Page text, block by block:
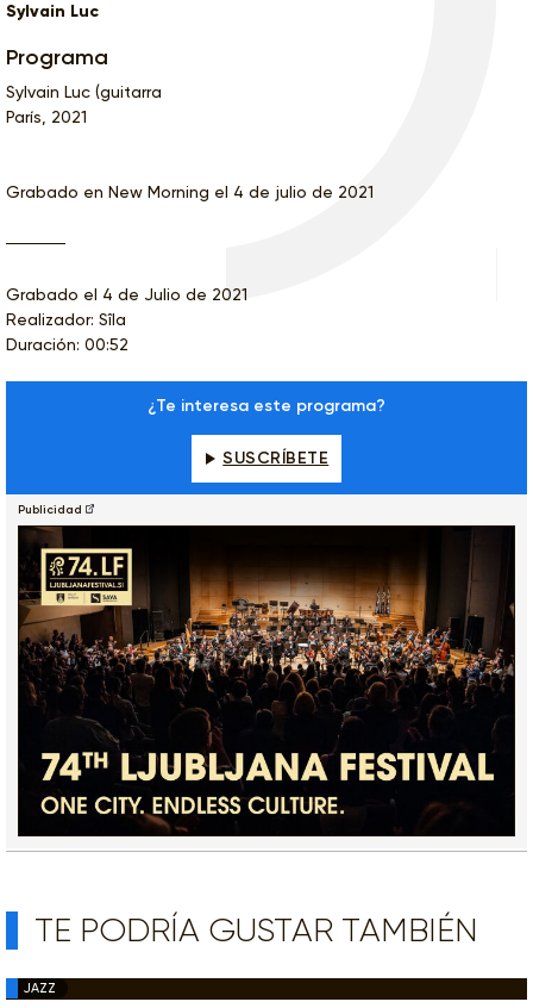
Sylvain Luc
Programa
Sylvain Luc (guitarra
París, 2021
Grabado en New Morning el 4 de julio de 2021
Grabado el 4 de Julio de 2021
Realizador: Sîla
Duración: 00:52
¿Te interesa este programa?
SUSCRÍBETE
Publicidad
TE PODRÍA GUSTAR TAMBIÉN
JAZZ